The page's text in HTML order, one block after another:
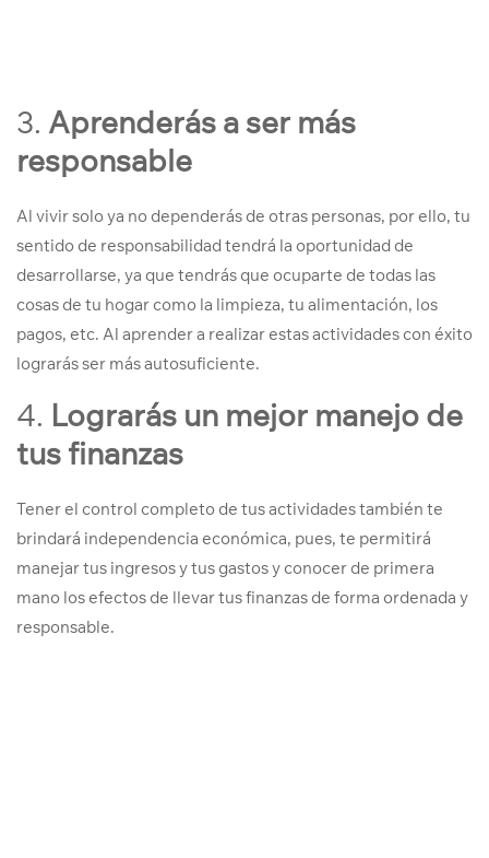
3. Aprenderás a ser más
responsable
Al vivir solo ya no dependerás de otras personas, por ello, tu
sentido de responsabilidad tendrá la oportunidad de
desarrollarse, ya que tendrás que ocuparte de todas las
cosas de tu hogar como la limpieza, tu alimentación, los
pagos, etc. Al aprender a realizar estas actividades con éxito
lograrás ser más autosuficiente.
4. Lograrás un mejor manejo de
tus finanzas
Tener el control completo de tus actividades también te
brindará independencia económica, pues, te permitirá
manejar tus ingresos y tus gastos y conocer de primera
mano los efectos de llevar tus finanzas de forma ordenada y
responsable.